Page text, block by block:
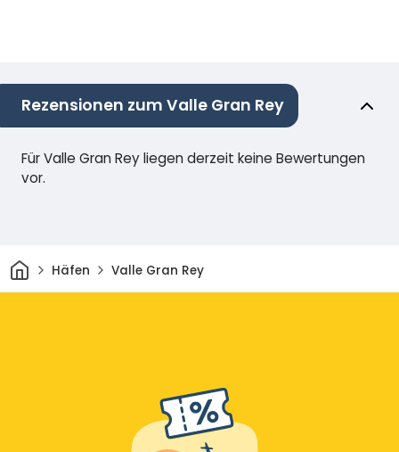
Rezensionen zum Valle Gran Rey
Für Valle Gran Rey liegen derzeit keine Bewertungen
vor.
HeimHäfen Valle Gran Rey